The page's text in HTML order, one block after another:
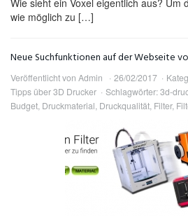
wie möglich zu […]
Neue Suchfunktionen auf der Webseite
Veröffentlicht von Admin 26/02/2017
Tipps über 3D Drucker
Schlagwörter:3d-
Budget, Druckmaterial, Druckqualität, Filter,